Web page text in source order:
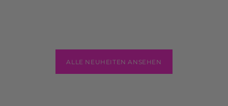
ALLE NEUHEITEN ANSEHEN